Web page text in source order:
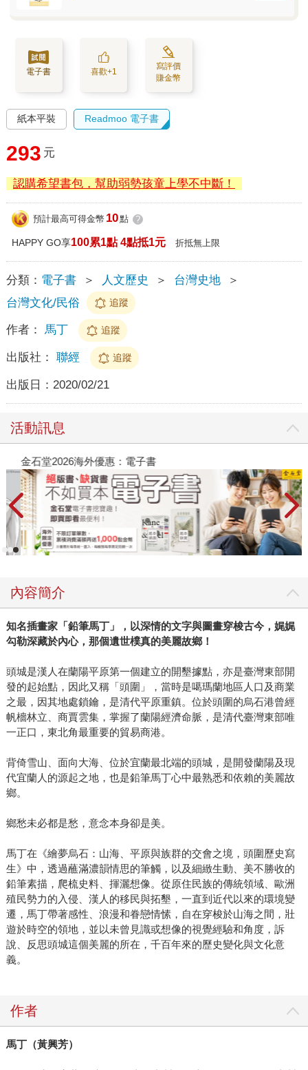
電子書 喜歡+1
寫評價
賺金幣
紙本平裝 Readmoo 電子書
293 元
認購希望書包，幫助弱勢孩童上學不中斷！
預計最高可得金幣 10點 ?
HAPPY GO享100累1點 4點抵1元 折抵無上限
分類： 電子書 ＞ 人文歷史 ＞ 台灣史地
＞
台灣文化/民俗
追蹤
作者： 馬丁 追蹤
出版社： 聯經 追蹤
出版日： 2020/02/21
活動訊息
金石堂2026海外優惠：電子書
內容簡介
知名插畫家「鉛筆馬丁」，以深情的文字與圖畫穿梭古今，娓娓
勾勒深藏於內心，那個遺世樸真的美麗故鄉！
頭城是漢人在蘭陽平原第一個建立的開墾據點，亦是臺灣東部開
發的起始點，因此又稱「頭圍」，當時是噶瑪蘭地區人口及商業
之最，因其地處鎖鑰，是清代平原重鎮。位於頭圍的烏石港曾經
帆檣林立、商賈雲集，掌握了蘭陽經濟命脈，是清代臺灣東部唯
一正口，東北角最重要的貿易商港。
背倚雪山、面向大海、位於宜蘭最北端的頭城，是開發蘭陽及現
代宜蘭人的源起之地，也是鉛筆馬丁心中最熟悉和依賴的美麗故
鄉。
鄉愁未必都是愁，意念本身卻是美。
馬丁在《繪夢烏石：山海、平原與族群的交會之境，頭圍歷史寫
生》中，透過蘸滿濃韻情思的筆觸，以及細緻生動、美不勝收的
鉛筆素描，爬梳史料、揮灑想像。從原住民族的傳統領域、歐洲
殖民勢力的入侵、漢人的移民與拓墾，一直到近代以來的環境變
遷，馬丁帶著感性、浪漫和眷戀情愫，自在穿梭於山海之間，壯
遊於時空的領地，並以未曾見識或想像的視覺經驗和角度，訴
說、反思頭城這個美麗的所在，千百年來的歷史變化與文化意
義。
作者
馬丁（黃興芳）